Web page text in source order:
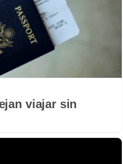
viajar sin